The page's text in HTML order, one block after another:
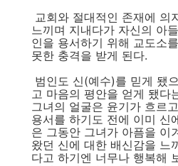
교회와 절대적인 존재에 의
느끼며 지내다가 자신의 아
인을 용서하기 위해 교도소
못한 충격을 받게 된다.
범인도 신(예수)를 믿게 됐
고 마음의 평안을 얻게 됐다
그녀의 얼굴은 윤기가 흐르
용서를 하기도 전에 이미 신
은 그동안 그녀가 아픔을 이
왔던 신에 대한 배신감을 느
다고 하기엔 너무나 행복해